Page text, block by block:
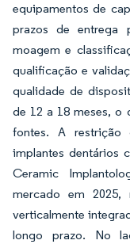
equipamentos de
prazos de entrega
moagem e
qualificação e
qualidade de
de 12 a 18 meses, o
fontes. A restrição
implantes dentários
Ceramic
mercado em 2025,
verticalmente
longo prazo. No